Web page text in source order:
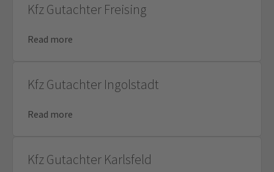
Kfz Gutachter Freising
Read more
Kfz Gutachter Ingolstadt
Read more
Kfz Gutachter Karlsfeld